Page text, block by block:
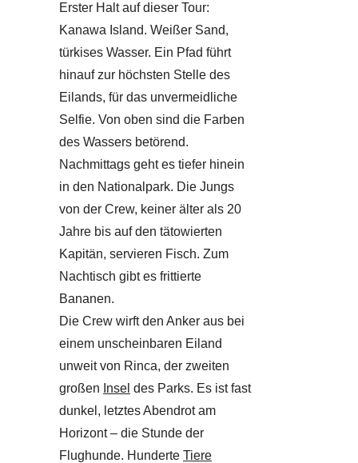
Erster Halt auf dieser Tour:
Kanawa Island. Weißer Sand,
türkises Wasser. Ein Pfad führt
hinauf zur höchsten Stelle des
Eilands, für das unvermeidliche
Selfie. Von oben sind die Farben
des Wassers betörend.
Nachmittags geht es tiefer hinein
in den Nationalpark. Die Jungs
von der Crew, keiner älter als 20
Jahre bis auf den tätowierten
Kapitän, servieren Fisch. Zum
Nachtisch gibt es frittierte
Bananen.
Die Crew wirft den Anker aus bei
einem unscheinbaren Eiland
unweit von Rinca, der zweiten
großen Insel des Parks. Es ist fast
dunkel, letztes Abendrot am
Horizont – die Stunde der
Flughunde. Hunderte Tiere